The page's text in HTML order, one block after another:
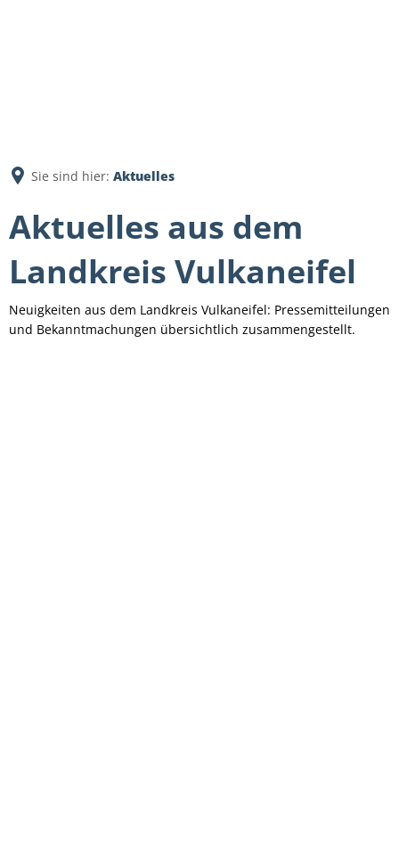
Sie sind hier: Aktuelles
Aktuelles aus dem
Landkreis Vulkaneifel
Neuigkeiten aus dem Landkreis Vulkaneifel: Pressemitteilungen
und Bekanntmachungen übersichtlich zusammengestellt.